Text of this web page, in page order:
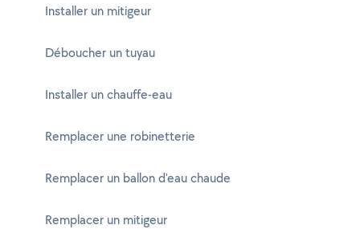
Installer un mitigeur
Déboucher un tuyau
Installer un chauffe-eau
Remplacer une robinetterie
Remplacer un ballon d'eau chaude
Remplacer un mitigeur